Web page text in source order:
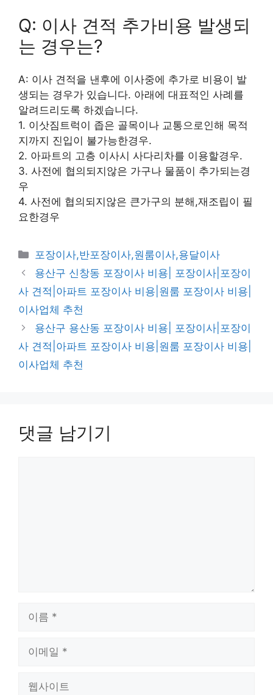
Q: 이사 견적 추가비용 발생되
는 경우는?
A: 이사 견적을 낸후에 이사중에 추가로 비용이 발
생되는 경우가 있습니다. 아래에 대표적인 사례를
알려드리도록 하겠습니다.
1. 이삿짐트럭이 좁은 골목이나 교통으로인해 목적
지까지 진입이 불가능한경우.
2. 아파트의 고층 이사시 사다리차를 이용할경우.
3. 사전에 협의되지않은 가구나 물품이 추가되는경
우
4. 사전에 협의되지않은 큰가구의 분해,재조립이 필
요한경우
카
테
리
포장이사,반포장이사,원룸이사,용달이사
용산구 신창동 포장이사 비용| 포장이사|포장이
사 견적|아파트 포장이사 비용|원룸 포장이사 비용|
이사업체 추천
용산구 용산동 포장이사 비용| 포장이사|포장이
사 견적|아파트 포장이사 비용|원룸 포장이사 비용|
이사업체 추천
댓글 남기기